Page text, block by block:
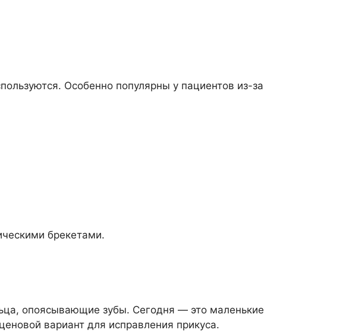
Особенно популярны у пациентов из-за
брекетами.
опоясывающие зубы. Сегодня — это маленькие
вариант для исправления прикуса.